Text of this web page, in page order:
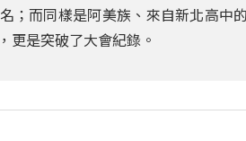
；而同樣是阿美族、來自新北高中
更是突破了大會紀錄。